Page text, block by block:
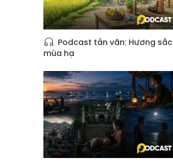
Podcast tản văn: Hương sắc
mùa hạ